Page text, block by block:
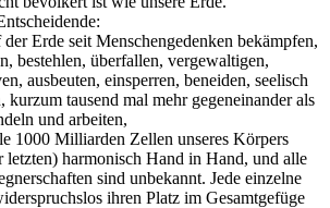
Erde seit Menschengedenken bekämpfen,
bestehlen, überfallen, vergewaltigen,
ausbeuten, einsperren, beneiden, seelisch
tausend mal mehr gegeneinander als
und arbeiten,
1000 Milliarden Zellen unseres Körpers
letzten) harmonisch Hand in Hand, und alle
sind unbekannt. Jede einzelne
ihren Platz im Gesamtgefüge